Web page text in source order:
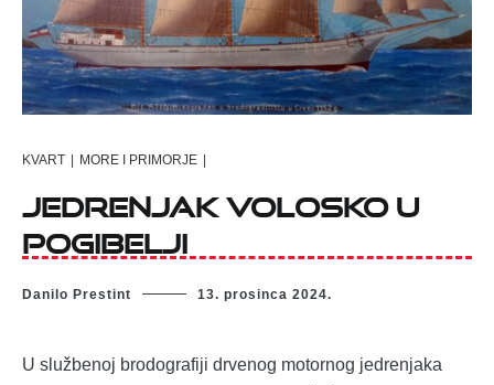
KVART | MORE I PRIMORJE |
Jedrenjak Volosko u
pogibelji
Danilo Prestint 13. prosinca 2024.
U službenoj brodografiji drvenog motornog jedrenjaka